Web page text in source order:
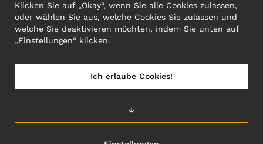
Narva mnt 5, EE-10117 Tallinn
Org: 12356245, VAT: EE101578318
ACHTUNG! Produktrücksendungen nicht an diese Adresse
DEUTSCHLAND/DEUTSCH (DE)
Klicken Sie auf „Okay“, wenn Sie alle Cookies zulassen,
oder wählen Sie aus, welche Cookies Sie zulassen und
welche Sie deaktivieren möchten, indem Sie unten auf
„Einstellungen“ klicken.
↓
Ich erlaube Cookies!